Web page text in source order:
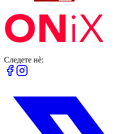
Следете нè: